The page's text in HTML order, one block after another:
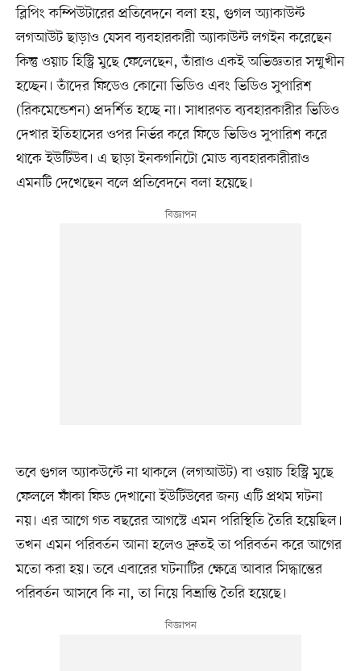
ব্লিপিং কম্পিউটারের প্রতিবেদনে বলা হয়, গুগল অ্যাকাউন্ট
লগআউট ছাড়াও যেসব ব্যবহারকারী অ্যাকাউন্ট লগইন করেছেন
কিন্তু ওয়াচ হিস্ট্রি মুছে ফেলেছেন, তাঁরাও একই অভিজ্ঞতার সম্মুখীন
হচ্ছেন। তাঁদের ফিডেও কোনো ভিডিও এবং ভিডিও সুপারিশ
(রিকমেন্ডেশন) প্রদর্শিত হচ্ছে না। সাধারণত ব্যবহারকারীর ভিডিও
দেখার ইতিহাসের ওপর নির্ভর করে ফিডে ভিডিও সুপারিশ করে
থাকে ইউটিউব। এ ছাড়া ইনকগনিটো মোড ব্যবহারকারীরাও
এমনটি দেখেছেন বলে প্রতিবেদনে বলা হয়েছে।
তবে গুগল অ্যাকউন্টে না থাকলে (লগআউট) বা ওয়াচ হিস্ট্রি মুছে
ফেললে ফাঁকা ফিড দেখানো ইউটিউবের জন্য এটি প্রথম ঘটনা
নয়। এর আগে গত বছরের আগস্টে এমন পরিস্থিতি তৈরি হয়েছিল।
তখন এমন পরিবর্তন আনা হলেও দ্রুতই তা পরিবর্তন করে আগের
মতো করা হয়। তবে এবারের ঘটনাটির ক্ষেত্রে আবার সিদ্ধান্তের
পরিবর্তন আসবে কি না, তা নিয়ে বিভ্রান্তি তৈরি হয়েছে।